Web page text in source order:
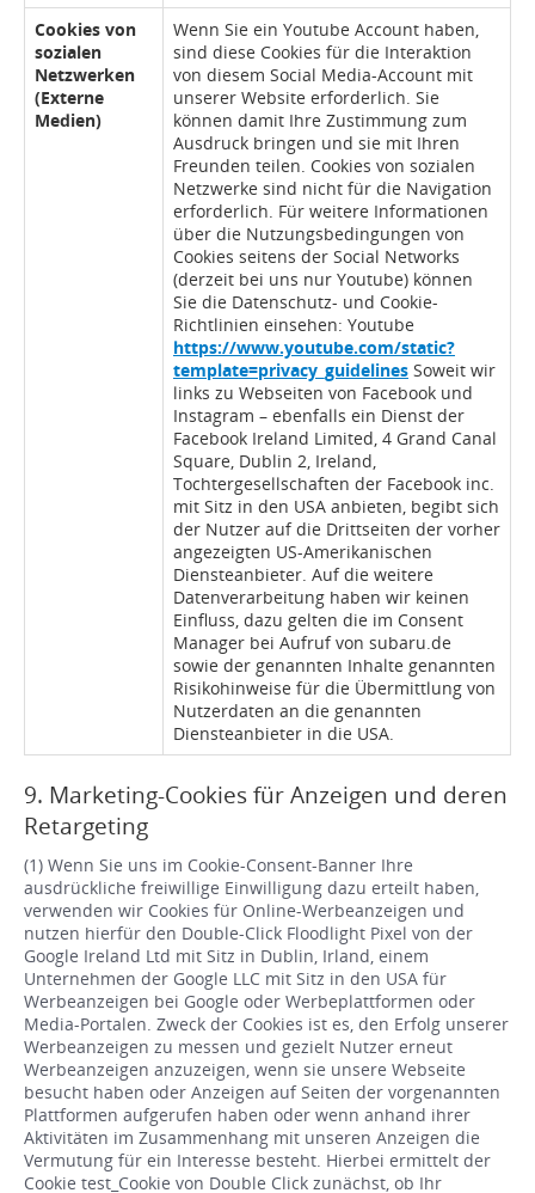
Cookies von
sozialen
Netzwerken
(Externe
Medien)
Wenn Sie ein Youtube Account haben,
sind diese Cookies für die Interaktion
von diesem Social Media-Account mit
unserer Website erforderlich. Sie
können damit Ihre Zustimmung zum
Ausdruck bringen und sie mit Ihren
Freunden teilen. Cookies von sozialen
Netzwerke sind nicht für die Navigation
erforderlich. Für weitere Informationen
über die Nutzungsbedingungen von
Cookies seitens der Social Networks
(derzeit bei uns nur Youtube) können
Sie die Datenschutz- und Cookie-
Richtlinien einsehen: Youtube
https://www.youtube.com/static?
template=privacy_guidelines Soweit wir
links zu Webseiten von Facebook und
Instagram – ebenfalls ein Dienst der
Facebook Ireland Limited, 4 Grand Canal
Square, Dublin 2, Ireland,
Tochtergesellschaften der Facebook inc.
mit Sitz in den USA anbieten, begibt sich
der Nutzer auf die Drittseiten der vorher
angezeigten US-Amerikanischen
Diensteanbieter. Auf die weitere
Datenverarbeitung haben wir keinen
Einfluss, dazu gelten die im Consent
Manager bei Aufruf von subaru.de
sowie der genannten Inhalte genannten
Risikohinweise für die Übermittlung von
Nutzerdaten an die genannten
Diensteanbieter in die USA.
9. Marketing-Cookies für Anzeigen und deren
Retargeting
(1) Wenn Sie uns im Cookie-Consent-Banner Ihre
ausdrückliche freiwillige Einwilligung dazu erteilt haben,
verwenden wir Cookies für Online-Werbeanzeigen und
nutzen hierfür den Double-Click Floodlight Pixel von der
Google Ireland Ltd mit Sitz in Dublin, Irland, einem
Unternehmen der Google LLC mit Sitz in den USA für
Werbeanzeigen bei Google oder Werbeplattformen oder
Media-Portalen. Zweck der Cookies ist es, den Erfolg unserer
Werbeanzeigen zu messen und gezielt Nutzer erneut
Werbeanzeigen anzuzeigen, wenn sie unsere Webseite
besucht haben oder Anzeigen auf Seiten der vorgenannten
Plattformen aufgerufen haben oder wenn anhand ihrer
Aktivitäten im Zusammenhang mit unseren Anzeigen die
Vermutung für ein Interesse besteht. Hierbei ermittelt der
Cookie test_Cookie von Double Click zunächst, ob Ihr